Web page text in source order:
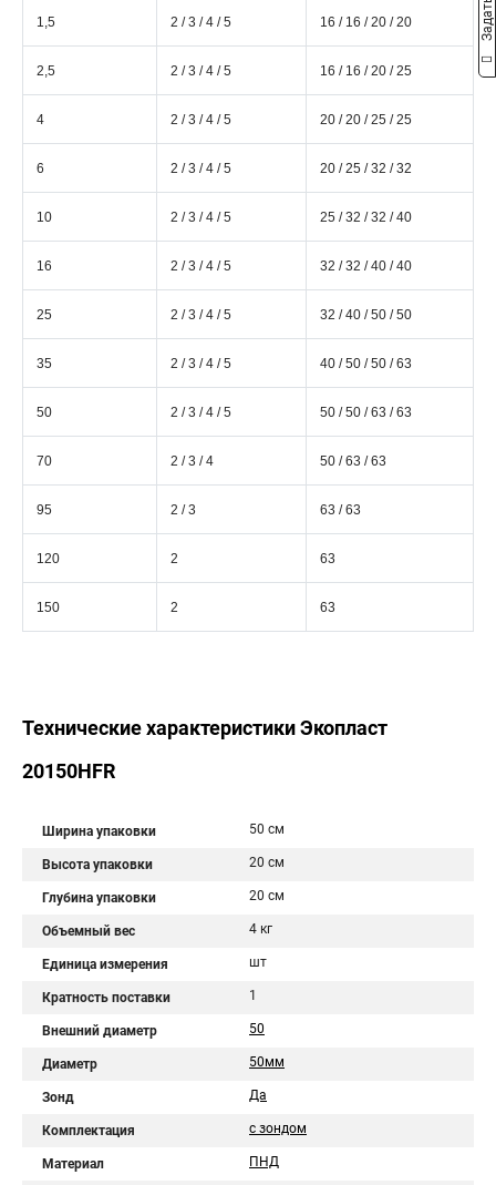
1,5 2 / 3 / 4 / 5 16 / 16 / 20 / 20
2,5 2 / 3 / 4 / 5 16 / 16 / 20 / 25
4 2 / 3 / 4 / 5 20 / 20 / 25 / 25
6 2 / 3 / 4 / 5 20 / 25 / 32 / 32
10 2 / 3 / 4 / 5 25 / 32 / 32 / 40
16 2 / 3 / 4 / 5 32 / 32 / 40 / 40
25 2 / 3 / 4 / 5 32 / 40 / 50 / 50
35 2 / 3 / 4 / 5 40 / 50 / 50 / 63
50 2 / 3 / 4 / 5 50 / 50 / 63 / 63
70 2 / 3 / 4 50 / 63 / 63
95 2 / 3 63 / 63
120 2 63
150 2 63
Технические характеристики Экопласт
20150HFR
Ширина упаковки 50 см
Высота упаковки 20 см
Глубина упаковки 20 см
Объемный вес 4 кг
Единица измерения шт
Кратность поставки 1
Внешний диаметр 50
Диаметр 50мм
Зонд Да
Комплектация с зондом
Материал ПНД